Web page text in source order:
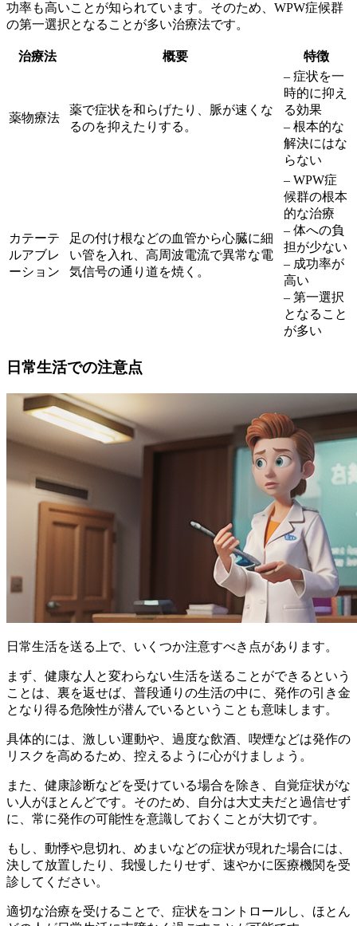
功率も高いことが知られています。そのため、WPW症候群
の第一選択となることが多い治療法です。
治療法 概要 特徴
薬物療法
薬で症状を和らげたり、脈が速くな
るのを抑えたりする。
– 症状を一
時的に抑え
る効果
– 根本的な
解決にはな
らない
カテーテ
ルアブレ
ーション
足の付け根などの血管から心臓に細
い管を入れ、高周波電流で異常な電
気信号の通り道を焼く。
– WPW症
候群の根本
的な治療
– 体への負
担が少ない
– 成功率が
高い
– 第一選択
となること
が多い
日常生活での注意点
日常生活を送る上で、いくつか注意すべき点があります。
まず、 健康な人と変わらない生活を送ることができる という
ことは、裏を返せば、 普段通りの生活の中に、発作の引き金
となり得る危険性が潜んでいる ということも意味します。
具体的には、 激しい運動や、過度な飲酒、喫煙などは発作の
リスクを高めるため、控えるように心がけましょう。
また、健康診断などを受けている場合を除き、自覚症状がな
い人がほとんどです。そのため、
自分は大丈夫だと過信せず
に、常に発作の可能性を意識しておく ことが大切です。
もし、動悸や息切れ、めまいなどの症状が現れた場合には、
決して放置したり、我慢したりせず、速やかに医療機関を受
診 してください。
適切な治療を受けることで、症状をコントロールし、 ほとん